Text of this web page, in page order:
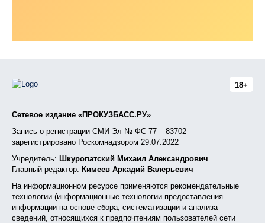
18+
Сетевое издание «ПРОКУЗБАСС.РУ»
Запись о регистрации СМИ Эл № ФС 77 – 83702
зарегистрировано Роскомнадзором 29.07.2022
Учредитель: Шкуропатский Михаил Александрович
Главный редактор: Кимеев Аркадий Валерьевич
На информационном ресурсе применяются рекомендательные
технологии (информационные технологии предоставления
информации на основе сбора, систематизации и анализа
сведений, относящихся к предпочтениям пользователей сети